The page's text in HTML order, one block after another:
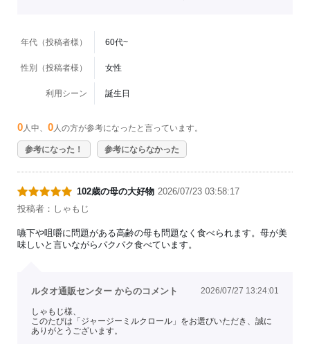
年代（投稿者様） 60代~
性別（投稿者様） 女性
利用シーン 誕生日
0 人中、 0 人の方が参考になったと言っています。
参考になった！ 参考にならなかった
102歳の母の大好物 2026/07/23 03:58:17
投稿者：しゃもじ
嚥下や咀嚼に問題がある高齢の母も問題なく食べられます。母が美
味しいと言いながらパクパク食べています。
ルタオ通販センター からのコメント 2026/07/27 13:24:01
しゃもじ様、
このたびは「ジャージーミルクロール」をお選びいただき、誠に
ありがとうございます。